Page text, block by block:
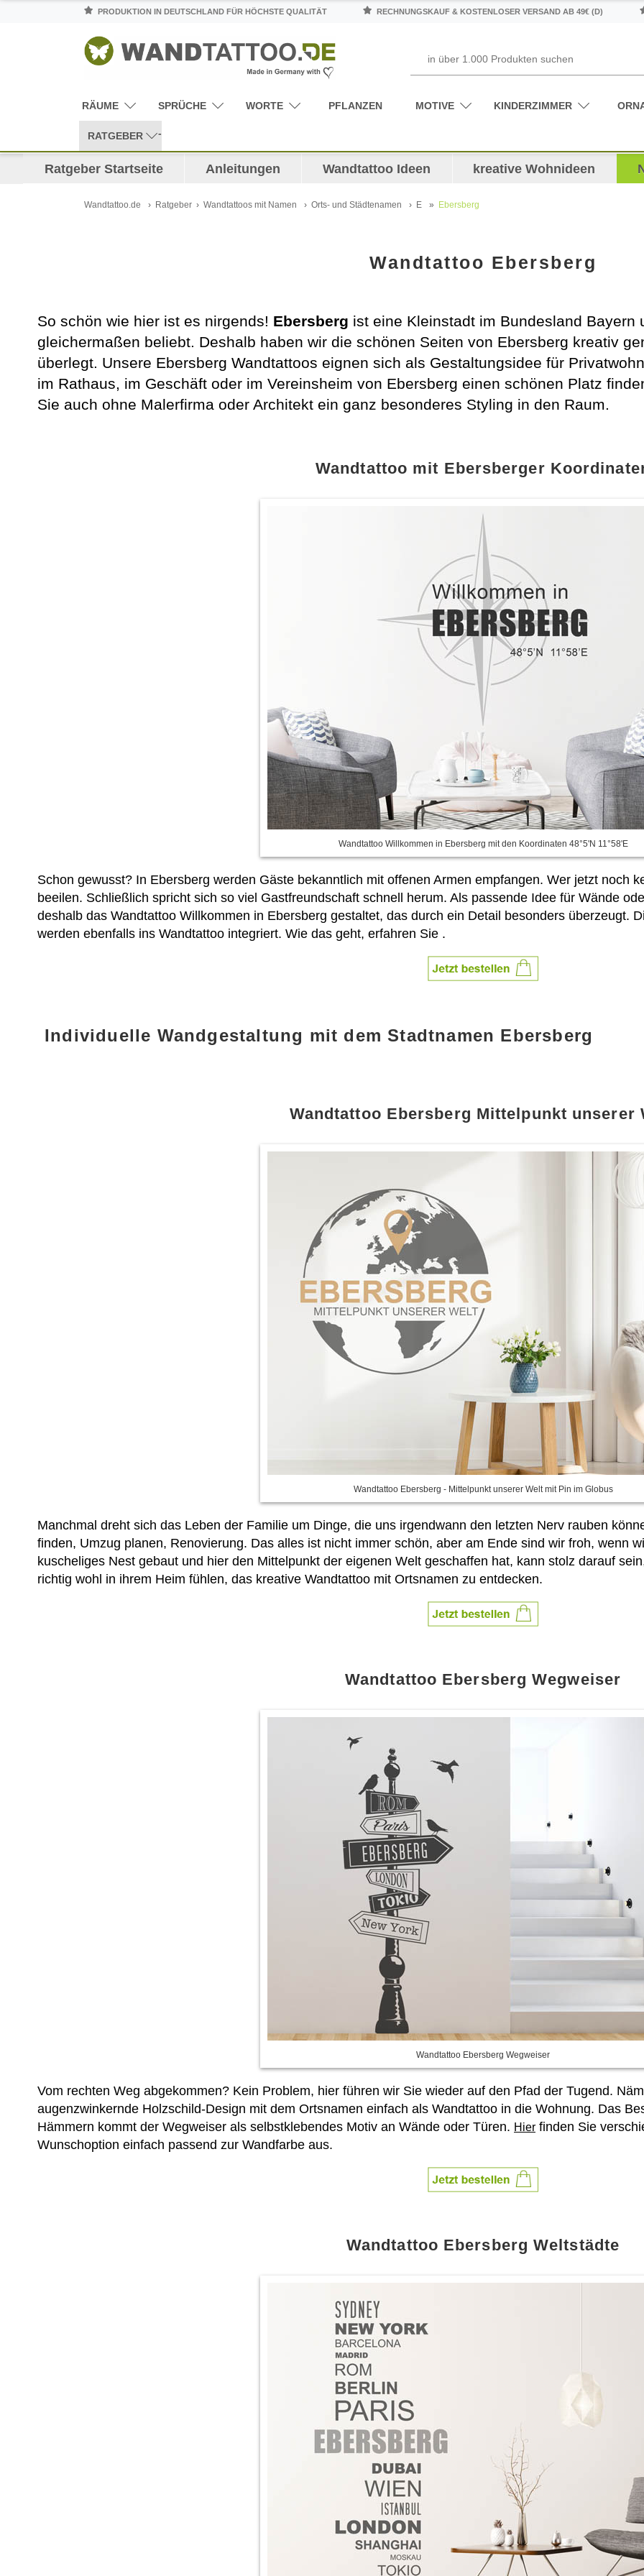
PRODUKTION IN DEUTSCHLAND FÜR HÖCHSTE QUALITÄT RECHNUNGSKAUF & KOSTENLOSER VERSAND AB 49€ (D)
RÄUME SPRÜCHE WORTE PFLANZEN MOTIVE KINDERZIMMER
RATGEBER
Ratgeber Startseite Anleitungen Wandtattoo Ideen kreative Wohnideen
Wandtattoo.de Ratgeber Wandtattoos mit Namen Orts- und Städtenamen E Ebersberg
Wandtattoo Ebersberg
So schön wie hier ist es nirgends! Ebersberg ist eine Kleinstadt im Bundesland
gleichermaßen beliebt. Deshalb haben wir die schönen Seiten von Ebersberg kreativ
überlegt. Unsere Ebersberg Wandtattoos eignen sich als Gestaltungsidee für
im Rathaus, im Geschäft oder im Vereinsheim von Ebersberg einen schönen Platz
Sie auch ohne Malerfirma oder Architekt ein ganz besonderes Styling in den Raum.
Wandtattoo mit Ebersberger
Wandtattoo Willkommen in Ebersberg mit den Koordinaten 48°5'N 11°58'E
Schon gewusst? In Ebersberg werden Gäste bekanntlich mit offenen Armen empfangen. Wer jetzt noch
beeilen. Schließlich spricht sich so viel Gastfreundschaft schnell herum. Als passende Idee für Wände
deshalb das Wandtattoo Willkommen in Ebersberg gestaltet, das durch ein Detail besonders überzeugt.
werden ebenfalls ins Wandtattoo integriert. Wie das geht, erfahren Sie .
Individuelle Wandgestaltung mit dem Stadtnamen Ebersberg
Wandtattoo Ebersberg Mittelpunkt unserer
Wandtattoo Ebersberg - Mittelpunkt unserer Welt mit Pin im Globus
Manchmal dreht sich das Leben der Familie um Dinge, die uns irgendwann den letzten Nerv rauben
finden, Umzug planen, Renovierung. Das alles ist nicht immer schön, aber am Ende sind wir froh, wenn
kuscheliges Nest gebaut und hier den Mittelpunkt der eigenen Welt geschaffen hat, kann stolz darauf
richtig wohl in ihrem Heim fühlen, das kreative Wandtattoo mit Ortsnamen zu entdecken.
Wandtattoo Ebersberg Wegweiser
Wandtattoo Ebersberg Wegweiser
Vom rechten Weg abgekommen? Kein Problem, hier führen wir Sie wieder auf den Pfad der Tugend.
augenzwinkernde Holzschild-Design mit dem Ortsnamen einfach als Wandtattoo in die Wohnung. Das
Hämmern kommt der Wegweiser als selbstklebendes Motiv an Wände oder Türen. Hier finden Sie
Wunschoption einfach passend zur Wandfarbe aus.
Wandtattoo Ebersberg Weltstädte